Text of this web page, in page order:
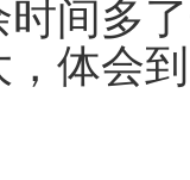
间多
，体会